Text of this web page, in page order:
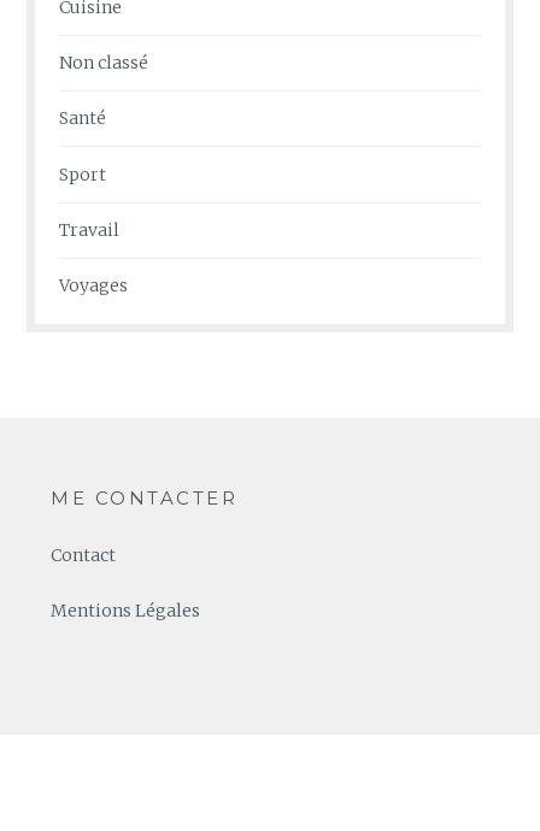
Cuisine
Non classé
Santé
Sport
Travail
Voyages
ME CONTACTER
Contact
Mentions Légales